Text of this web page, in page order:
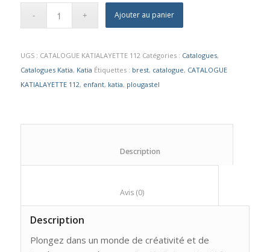
Ajouter au panier
UGS : CATALOGUE KATIALAYETTE 112 Catégories : Catalogues,
Catalogues Katia, Katia Étiquettes : brest, catalogue, CATALOGUE
KATIALAYETTE 112, enfant, katia, plougastel
						Avis (0)
Description
Plongez dans un monde de créativité et de